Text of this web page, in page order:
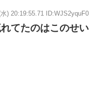
) 20:19:55.71 ID:WJS2yquF0
てたのはこのせい